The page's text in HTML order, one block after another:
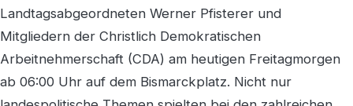
Landtagsabgeordneten Werner Pfisterer und
Mitgliedern der Christlich Demokratischen
Arbeitnehmerschaft (CDA) am heutigen Freitagmorgen
ab 06:00 Uhr auf dem Bismarckplatz. Nicht nur